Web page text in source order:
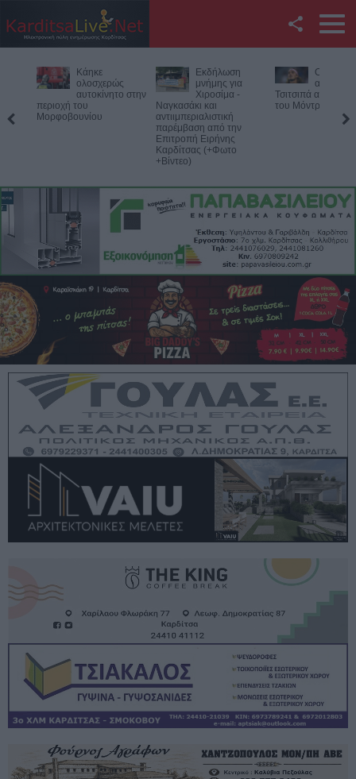
Twitter
YouTube
Αναζήτηση
Επικοινωνία με το
KarditsaLive.Net
Εκδήλωση
μνήμης για
Χιροσίμα -
Ναγκασάκι και
αντιιμπεριαλιστική
Ο Φονσέκα
απέκλεισε τον
Τσιτσιπά από το Masters
του Μόντρεαλ
Η
σύλληψη
προέδρου του
Κέντρου Λάρισας